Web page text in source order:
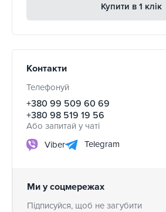
Купити в 1 клік
Контакти
Телефонуй
+380 99 509 60 69
+380 98 519 19 56
Або запитай у чаті
Viber
Telegram
Ми у соцмережах
Підписуйся, щоб не загубити